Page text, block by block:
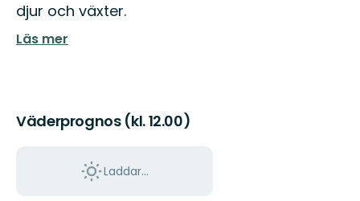
djur och växter.
Läs mer
Väderprognos (kl. 12.00)
Laddar...